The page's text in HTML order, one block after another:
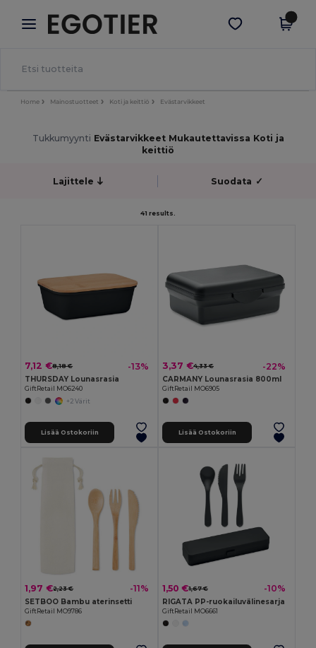
× Egotier-sovellus
Paremmat hinnat appissa!
Hae sovellus
Home Mainostuotteet Koti ja keittiö Evästarvikkeet
Tukkumyynti Evästarvikkeet Mukautettavissa Koti ja
keittiö
Lajittele Suodata ✓
41 results.
7,12 €8,18 € -13%
THURSDAY Lounasrasia
GiftRetail MO6240
+2 Värit
Lisää Ostokoriin
3,37 €4,33 € -22%
CARMANY Lounasrasia 800ml
GiftRetail MO6905
Lisää Ostokoriin
1,97 €2,23 € -11%
SETBOO Bambu aterinsetti
GiftRetail MO9786
1,50 €1,67 € -10%
RIGATA PP-ruokailuvälinesarja
GiftRetail MO6661